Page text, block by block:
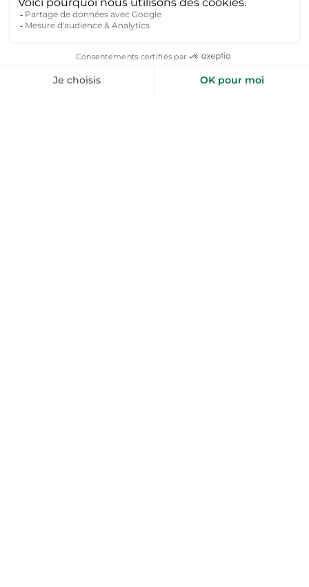
logement tout équipé, idéal pour les familles ou
les groupes d’amis. Goûter à une gastronomie
spécialités locales.